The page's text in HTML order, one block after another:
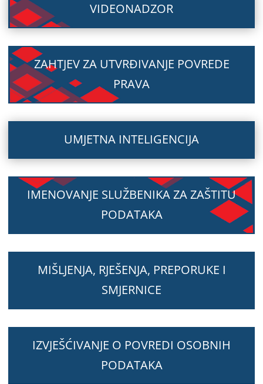
VIDEONADZOR
ZAHTJEV ZA UTVRĐIVANJE POVREDE
PRAVA
UMJETNA INTELIGENCIJA
IMENOVANJE SLUŽBENIKA ZA ZAŠTITU
PODATAKA
MIŠLJENJA, RJEŠENJA, PREPORUKE I
SMJERNICE
IZVJEŠĆIVANJE O POVREDI OSOBNIH
PODATAKA